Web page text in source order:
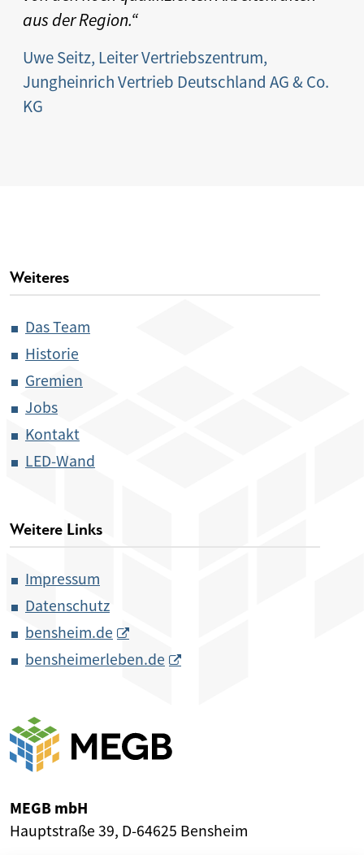
aus der Region.“
Uwe Seitz, Leiter Vertriebszentrum,
Jungheinrich Vertrieb Deutschland AG & Co.
KG
Weiteres
Das Team
Historie
Gremien
Jobs
Kontakt
LED-Wand
Weitere Links
Impressum
Datenschutz
bensheim.de
bensheimerleben.de
MEGB mbH
Hauptstraße 39, D-64625 Bensheim